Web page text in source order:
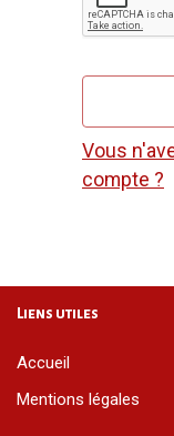
Vous
compte ?
Liens utiles
Accueil
Mentions légales